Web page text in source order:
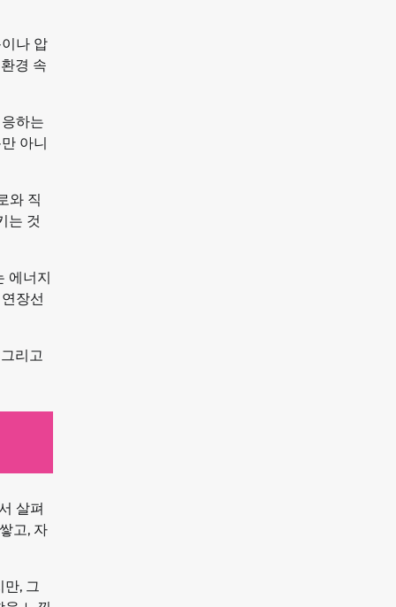
나 압
경 속
하는
아니
와 직
는 것
에너지
장선
리고
살펴
고, 자
, 그